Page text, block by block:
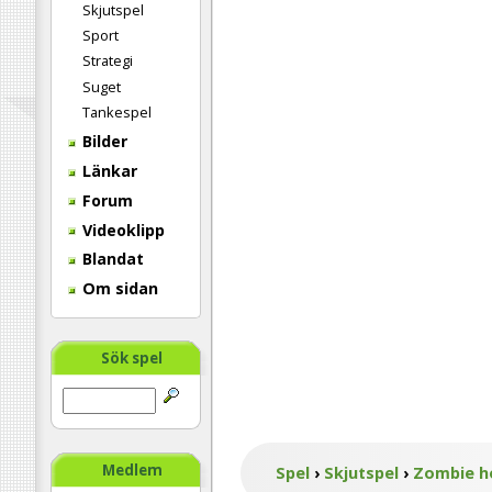
Skjutspel
Sport
Strategi
Suget
Tankespel
Bilder
Länkar
Forum
Videoklipp
Blandat
Om sidan
Sök spel
Medlem Spel › Skjutspel › Zombie